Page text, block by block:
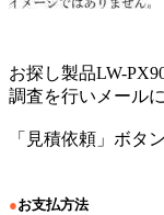
お探し製品LW-
調査を行いメール
「見積依頼」ボタ
●お支払方法